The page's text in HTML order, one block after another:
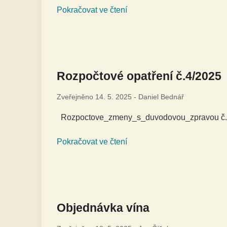
Pokračovat ve čtení
Rozpočtové opatření č.4/2025
Zveřejněno 14. 5. 2025 - Daniel Bednář
Rozpoctove_zmeny_s_duvodovou_zpravou
Pokračovat ve čtení
Objednávka vína